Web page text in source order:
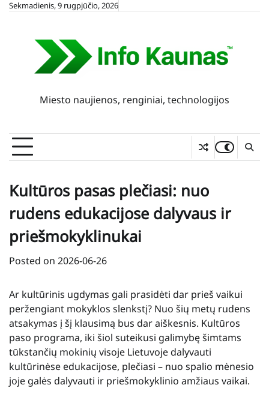
SkipSekmadienis, 9 rugpjūčio, 2026
Miesto naujienos, renginiai, technologijos
Kultūros pasas plečiasi: nuo
rudens edukacijose dalyvaus ir
priešmokyklinukai
Posted on 2026-06-26
Ar kultūrinis ugdymas gali prasidėti dar prieš vaikui
peržengiant mokyklos slenkstį? Nuo šių metų rudens
atsakymas į šį klausimą bus dar aiškesnis. Kultūros
paso programa, iki šiol suteikusi galimybę šimtams
tūkstančių mokinių visoje Lietuvoje dalyvauti
kultūrinėse edukacijose, plečiasi – nuo spalio mėnesio
joje galės dalyvauti ir priešmokyklinio amžiaus vaikai.